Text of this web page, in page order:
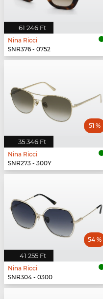
61 246 Ft
Nina Ricci
SNR376 - 0752
35 346 Ft
51 %
Nina Ricci
SNR273 - 300Y
41 255 Ft
54 %
Nina Ricci
SNR304 - 0300